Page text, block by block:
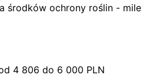
środków ochrony roślin - mile
4 806 do 6 000 PLN